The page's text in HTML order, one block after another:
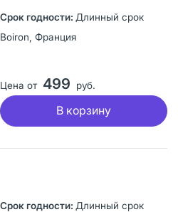
Длинный срок
Boiron, Франция
Цена от 499 руб.
В корзину
Длинный срок